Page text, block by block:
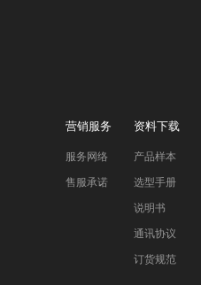
营销服务
服务网络
售服承诺
资料下载
产品样本
选型手册
说明书
通讯协议
订货规范